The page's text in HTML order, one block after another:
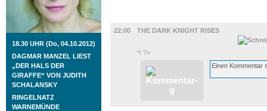
18.30 UHR (Do, 04.10.2012)
DAGMAR MANZEL LIEST
„DER HALS DER
GIRAFFE“ VON JUDITH
SCHALANSKY
RINGELNATZ
WARNEMÜNDE
22:00
THE DARK KNIGHT RISES
*/ ?>